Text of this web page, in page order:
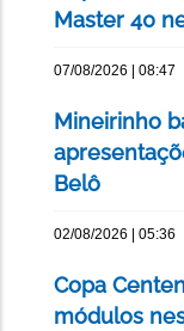
Master 40
07/08/2026 | 08:47
Mineirinho
Belô
02/08/2026 | 05:36
Copa
módulos